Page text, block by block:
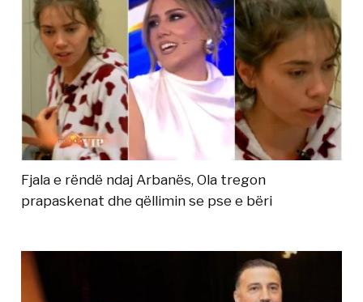
Fjala e rëndë ndaj Arbanës, Ola tregon
prapaskenat dhe qëllimin se pse e bëri